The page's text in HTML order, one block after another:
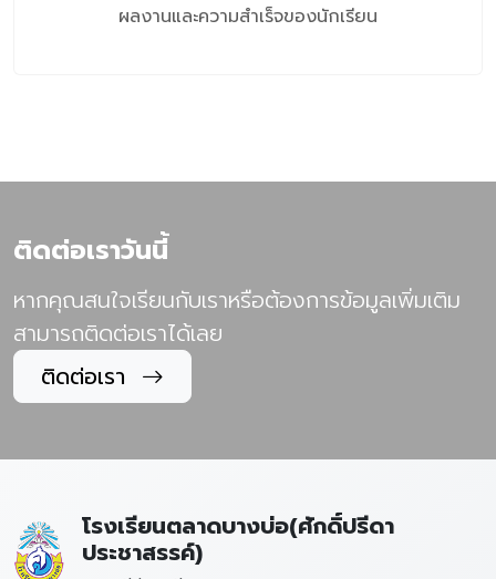
ผลงานและความสำเร็จของนักเรียน
ติดต่อเราวันนี้
หากคุณสนใจเรียนกับเราหรือต้องการข้อมูลเพิ่มเติม
สามารถติดต่อเราได้เลย
ติดต่อเรา
โรงเรียนตลาดบางบ่อ(ศักดิ์ปรีดา
ประชาสรรค์)